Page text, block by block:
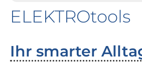
ELEKTROtools
Ihr smarter